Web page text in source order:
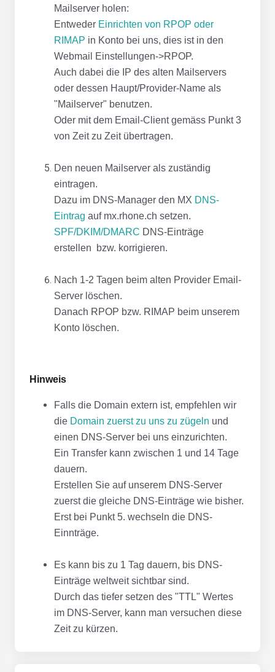
Mailserver holen:
Entweder Einrichten von RPOP oder
RIMAP in Konto bei uns, dies ist in den
Webmail Einstellungen->RPOP.
Auch dabei die IP des alten Mailservers
oder dessen Haupt/Provider-Name als
"Mailserver" benutzen.
Oder mit dem Email-Client gemäss Punkt 3
von Zeit zu Zeit übertragen.
Den neuen Mailserver als zuständig
eintragen.
Dazu im DNS-Manager den MX DNS-
Eintrag auf mx.rhone.ch setzen.
SPF/DKIM/DMARC DNS-Einträge
erstellen bzw. korrigieren.
Nach 1-2 Tagen beim alten Provider Email-
Server löschen.
Danach RPOP bzw. RIMAP beim unserem
Konto löschen.
Hinweis
Falls die Domain extern ist, empfehlen wir
die Domain zuerst zu uns zu zügeln und
einen DNS-Server bei uns einzurichten.
Ein Transfer kann zwischen 1 und 14 Tage
dauern.
Erstellen Sie auf unserem DNS-Server
zuerst die gleiche DNS-Einträge wie bisher.
Erst bei Punkt 5. wechseln die DNS-
Einnträge.
Es kann bis zu 1 Tag dauern, bis DNS-
Einträge weltweit sichtbar sind.
Durch das tiefer setzen des "TTL" Wertes
im DNS-Server, kann man versuchen diese
Zeit zu kürzen.